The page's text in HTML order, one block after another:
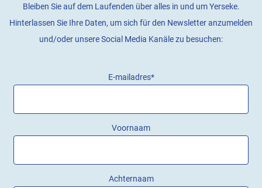
Bleiben Sie auf dem Laufenden über alles in und um Yerseke.
Hinterlassen Sie Ihre Daten, um sich für den Newsletter anzumelden
und/oder unsere Social Media Kanäle zu besuchen:
E-mailadres*
Voornaam
Achternaam